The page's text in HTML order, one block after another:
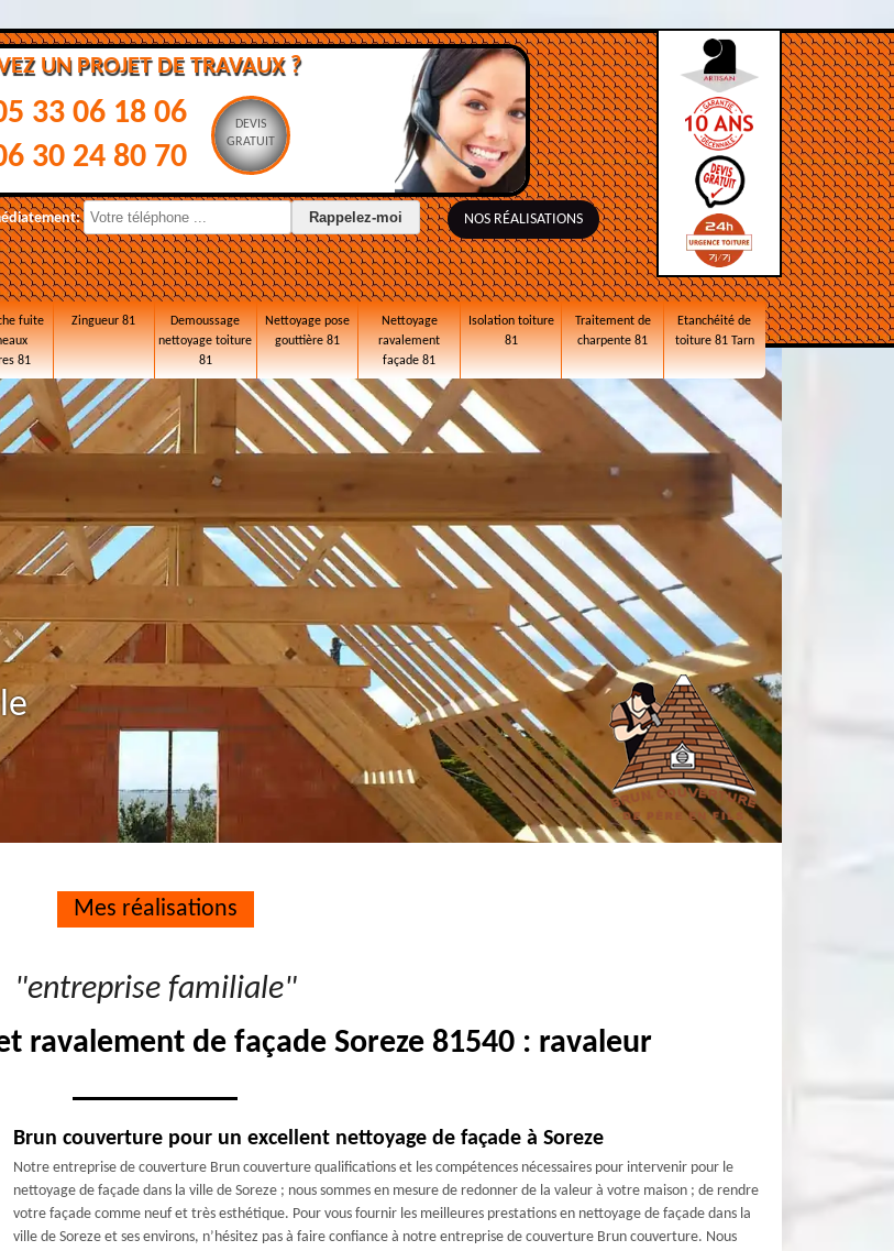
UN PROJET DE TRAVAUX ?
33 06 18 06
30 24 80 70
DEVIS
GRATUIT
NOS RÉALISATIONS
fuite
81
Zingueur 81
Demoussage
nettoyage toiture
81
Nettoyage pose
gouttière 81
Nettoyage
ravalement
façade 81
Isolation toiture
81
Traitement de
charpente 81
Etanchéité de
toiture 81 Tarn
Mes réalisations
"entreprise familiale"
ravalement de façade Soreze 81540 : ravaleur
Brun couverture pour un excellent nettoyage de façade à Soreze
Notre entreprise de couverture Brun couverture qualifications et les compétences nécessaires pour intervenir pour le
nettoyage de façade dans la ville de Soreze ; nous sommes en mesure de redonner de la valeur à votre maison ; de rendre
votre façade comme neuf et très esthétique. Pour vous fournir les meilleures prestations en nettoyage de façade dans la
ville de Soreze et ses environs, n’hésitez pas à faire confiance à notre entreprise de couverture Brun couverture. Nous